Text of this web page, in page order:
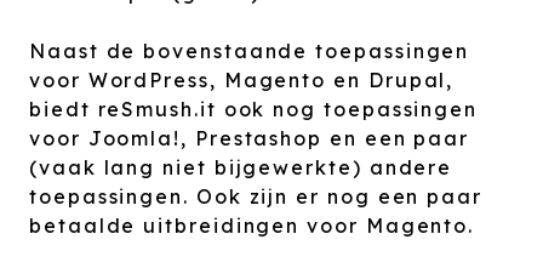
Naast de bovenstaande toepassingen
voor WordPress, Magento en Drupal,
biedt reSmush.it ook nog toepassingen
voor Joomla!, Prestashop en een paar
(vaak lang niet bijgewerkte) andere
toepassingen. Ook zijn er nog een paar
betaalde uitbreidingen voor Magento.